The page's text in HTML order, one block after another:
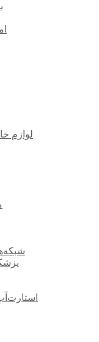
لوازم